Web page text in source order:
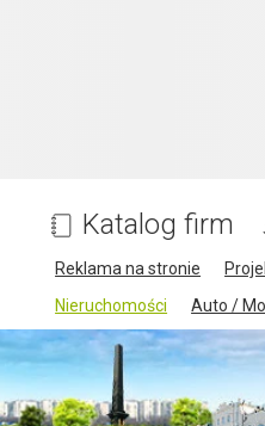
Katalog firm
Reklama na stronie
Nieruchomości
Auto /